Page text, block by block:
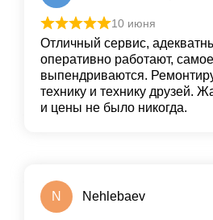
10 июня
Отличный сервис,
оперативно работают,
выпендриваются.
технику и технику друзей.
и цены не было никогда.
N Nehlebaev